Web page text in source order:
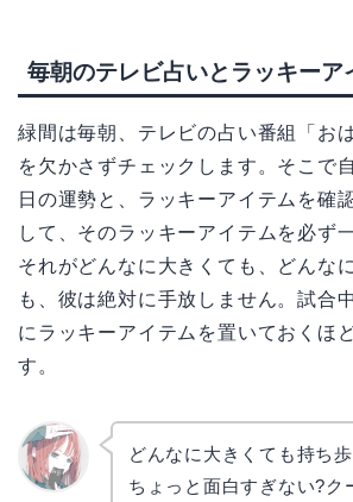
毎朝のテレビ占いとラッキーア
緑間は毎朝、テレビの占い番組「お
を欠かさずチェックします。そこで
日の運勢と、ラッキーアイテムを確
して、そのラッキーアイテムを必ず
それがどんなに大きくても、どんな
も、彼は絶対に手放しません。試合
にラッキーアイテムを置いておくほ
す。
どんなに大きくても持ち
ちょっと面白すぎない?ク